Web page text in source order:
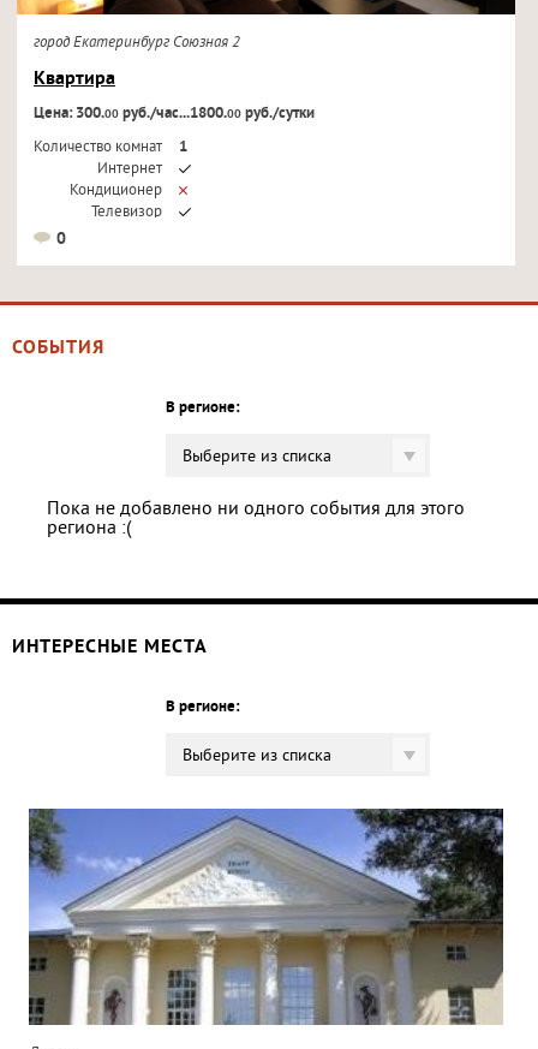
город Екатеринбург Союзная 2
Квартира
Цена: 300.00руб./час...1800.00руб./сутки
Количество комнат
1
Интернет
Кондиционер
Телевизор
0
СОБЫТИЯ
В регионе:
Выберите из списка
Пока не добавлено ни одного события для этого
региона :(
ИНТЕРЕСНЫЕ МЕСТА
В регионе:
Выберите из списка